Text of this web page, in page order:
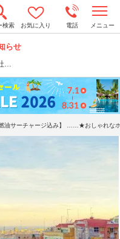
検索 お気に入り 電話 メニュー
らせ
…
o
n
a
v
i
g
t
燃油サーチャージ込み】 ……★おしゃれな